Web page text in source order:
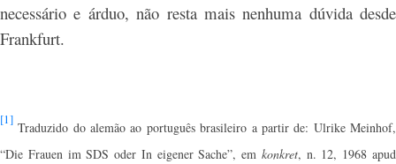
necessário e árduo, não resta mais nenhuma dúvida desde
Frankfurt.
[1]
Traduzido do alemão ao português brasileiro a partir de: Ulrike Meinhof,
“Die Frauen im SDS oder In eigener Sache”, em konkret, n. 12, 1968 apud